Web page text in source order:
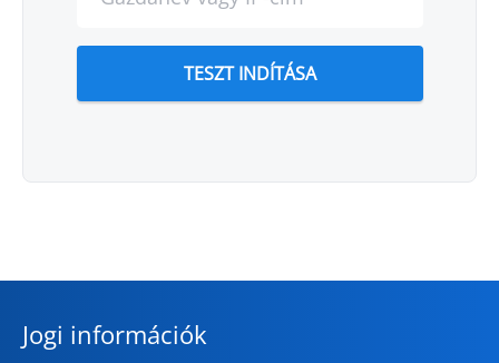
TESZT INDÍTÁSA
Jogi információk